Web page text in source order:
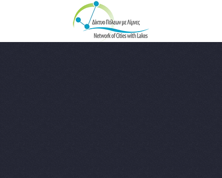
Skip to main content